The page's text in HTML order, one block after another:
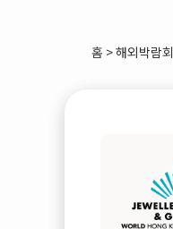
홈 >해외박람회